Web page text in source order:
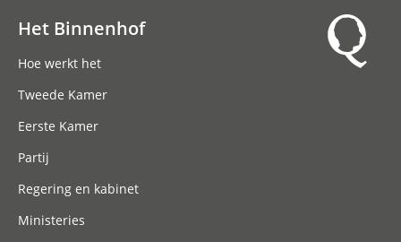
Het Binnenhof
Hoe werkt het
Tweede Kamer
Eerste Kamer
Partij
Regering en kabinet
Ministeries